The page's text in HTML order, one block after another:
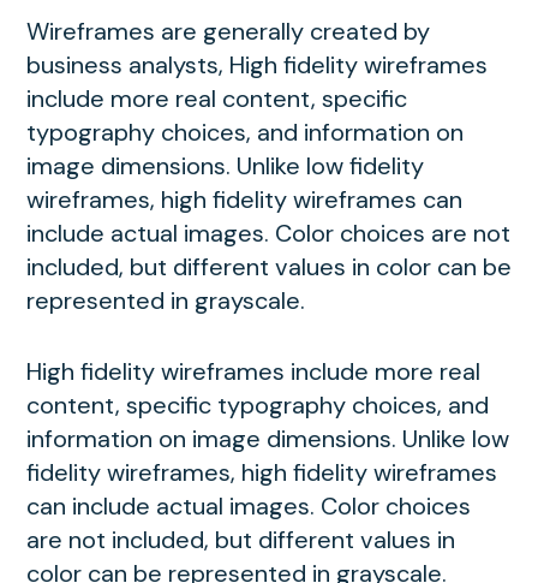
Wireframes are generally created by
business analysts, High fidelity wireframes
include more real content, specific
typography choices, and information on
image dimensions. Unlike low fidelity
wireframes, high fidelity wireframes can
include actual images. Color choices are not
included, but different values in color can be
represented in grayscale.
High fidelity wireframes include more real
content, specific typography choices, and
information on image dimensions. Unlike low
fidelity wireframes, high fidelity wireframes
can include actual images. Color choices
are not included, but different values in
color can be represented in grayscale.